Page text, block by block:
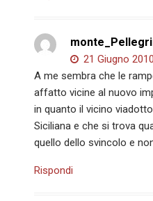
21 Giugno
A me sembra che le
affatto vicine al nuovo
in quanto il vicino
Siciliana e che si trova
quello dello svincolo e
Rispondi